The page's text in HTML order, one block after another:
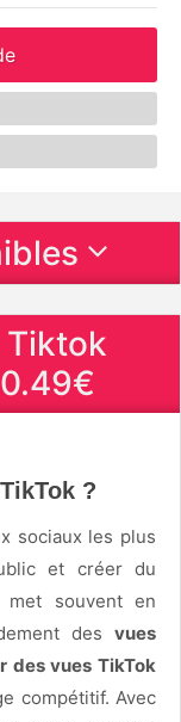
Tiktok
?
sociaux les plus
et créer du
met souvent en
des vues
des vues TikTok
compétitif. Avec